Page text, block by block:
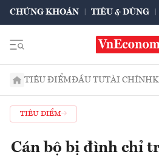
CHỨNG KHOÁN TIÊU & DÙNG
TIÊU ĐIỂMĐẦU TƯTÀI CHÍNH
TIÊU ĐIỂM
Cán bộ bị đình chỉ